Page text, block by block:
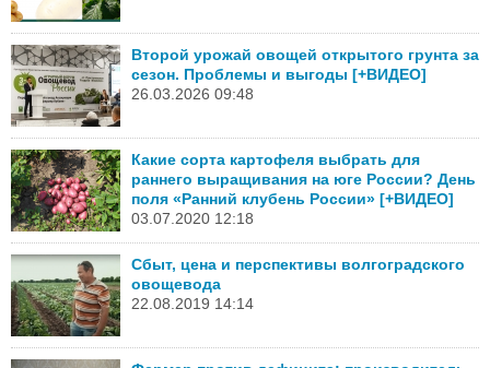
Второй урожай овощей открытого грунта за
сезон. Проблемы и выгоды [+ВИДЕО]
26.03.2026 09:48
Какие сорта картофеля выбрать для
раннего выращивания на юге России? День
поля «Ранний клубень России» [+ВИДЕО]
03.07.2020 12:18
Сбыт, цена и перспективы волгоградского
овощевода
22.08.2019 14:14